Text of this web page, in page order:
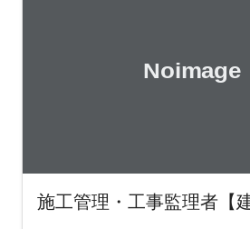
施工管理・工事監理者【